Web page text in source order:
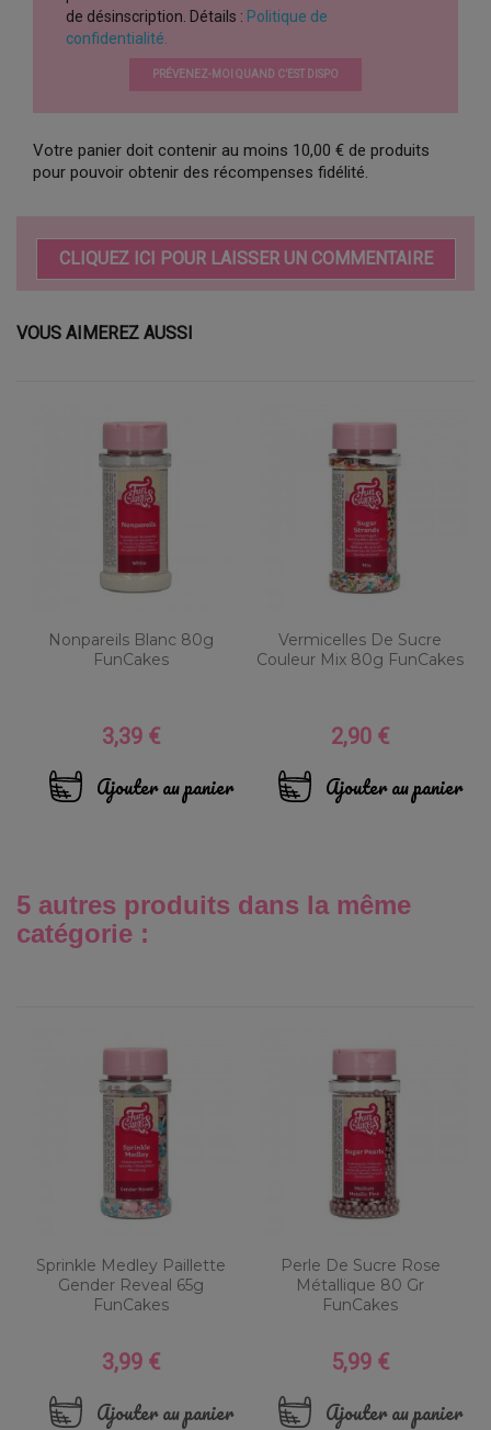
de désinscription. Détails : Politique de
confidentialité.
PRÉVENEZ-MOI QUAND C’EST DISPO
Votre panier doit contenir au moins 10,00 € de produits
pour pouvoir obtenir des récompenses fidélité.
CLIQUEZ ICI POUR LAISSER UN COMMENTAIRE
VOUS AIMEREZ AUSSI
Nonpareils Blanc 80g
FunCakes
Prix
3,39 €
Ajouter au panier
Vermicelles De Sucre
Couleur Mix 80g FunCakes
Prix
2,90 €
Ajouter au panier
5 autres produits dans la même
catégorie :
Sprinkle Medley Paillette
Gender Reveal 65g
FunCakes
Prix
3,99 €
Ajouter au panier
Perle De Sucre Rose
Métallique 80 Gr
FunCakes
Prix
5,99 €
Ajouter au panier